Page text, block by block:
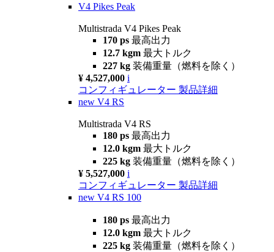
V4 Pikes Peak
Multistrada V4 Pikes Peak
170 ps 最高出力
12.7 kgm 最大トルク
227 kg 装備重量（燃料を除く）
¥ 4,527,000 i
コンフィギュレーター 製品詳細
new V4 RS
Multistrada V4 RS
180 ps 最高出力
12.0 kgm 最大トルク
225 kg 装備重量（燃料を除く）
¥ 5,527,000 i
コンフィギュレーター 製品詳細
new V4 RS 100
180 ps 最高出力
12.0 kgm 最大トルク
225 kg 装備重量（燃料を除く）